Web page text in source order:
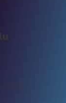
15:00